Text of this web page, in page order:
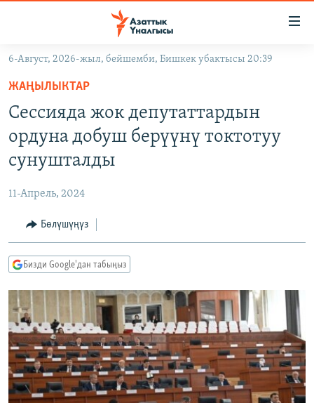
Навигацияга
өтүңүз
Издөөгө
салыңыз
МАДАНИЯТ
УКРАИНА
ТВ ПРОГРАММАЛАР
БҮГҮН АЗАТТЫКТА
ДАНИСТЕ
ЭЖЕ-СИҢДИЛЕР
АЗАТТЫК+
ЫҢГАЙСЫЗ СУРООЛОР
ПОДКАСТ
Русский
ОНЛАЙН ШЕРИНЕ
6-Август, 2026-жыл, бейшемби, Бишкек убактысы 20:39
ЖАҢЫЛЫКТАР
Сессияда жок депутаттардын
ордуна добуш берүүнү токтотуу
сунушталды
11-Апрель, 2024
Бөлүшүңүз
Бизди Google'дан табыңыз